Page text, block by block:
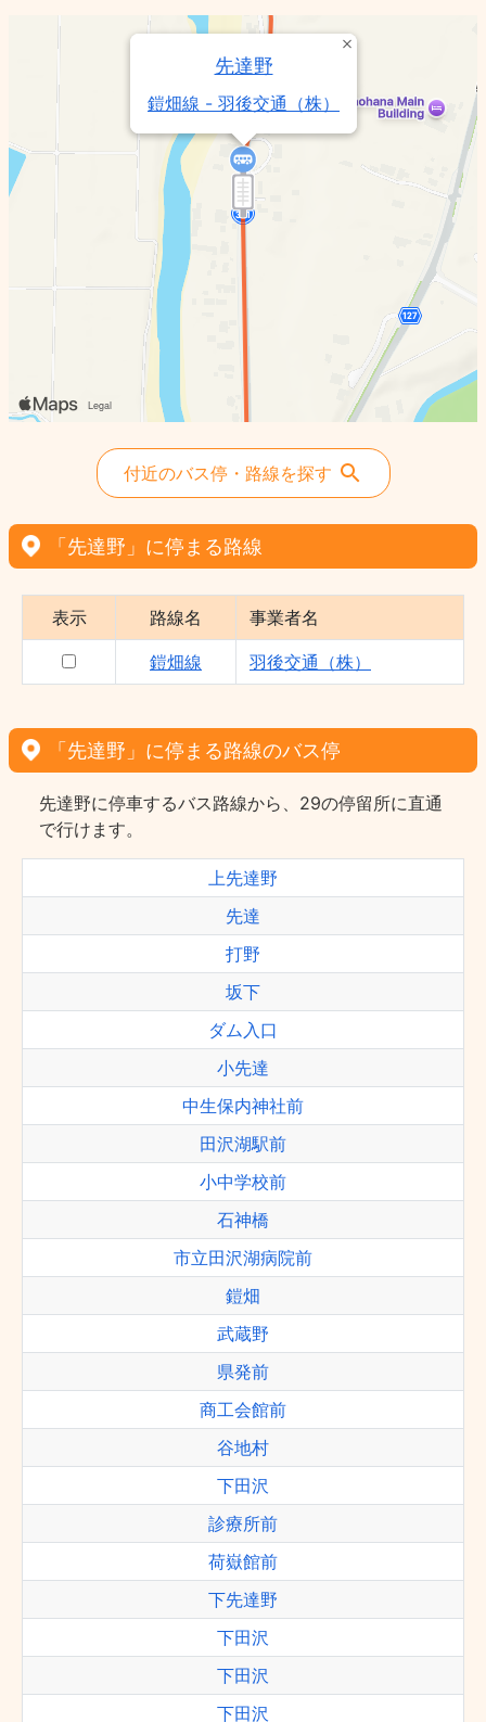
先達野
鎧畑線 - 羽後交通（株）
付近のバス停・路線を探す
「先達野」に停まる路線
表示 路線名 事業者名
鎧畑線 羽後交通（株）
「先達野」に停まる路線のバス停
先達野に停車するバス路線から、29の停留所に直通
で行けます。
上先達野
先達
打野
坂下
ダム入口
小先達
中生保内神社前
田沢湖駅前
小中学校前
石神橋
市立田沢湖病院前
鎧畑
武蔵野
県発前
商工会館前
谷地村
下田沢
診療所前
荷嶽館前
下先達野
下田沢
下田沢
下田沢